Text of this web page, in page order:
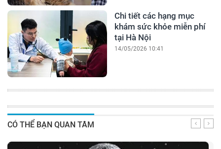
Chi tiết các hạng mục
khám sức khỏe miễn phí
tại Hà Nội
14/05/2026 10:41
CÓ THỂ BẠN QUAN TÂM